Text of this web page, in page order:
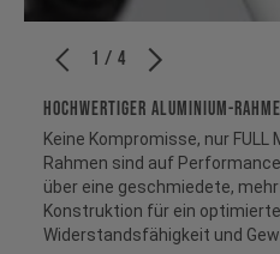
1 / 4
HOCHWERTIGER ALUMINIUM-
Keine Kompromisse, nur FULL
Rahmen sind auf
über eine geschmiedete,
Konstruktion für ein
Widerstandsfähigkeit und